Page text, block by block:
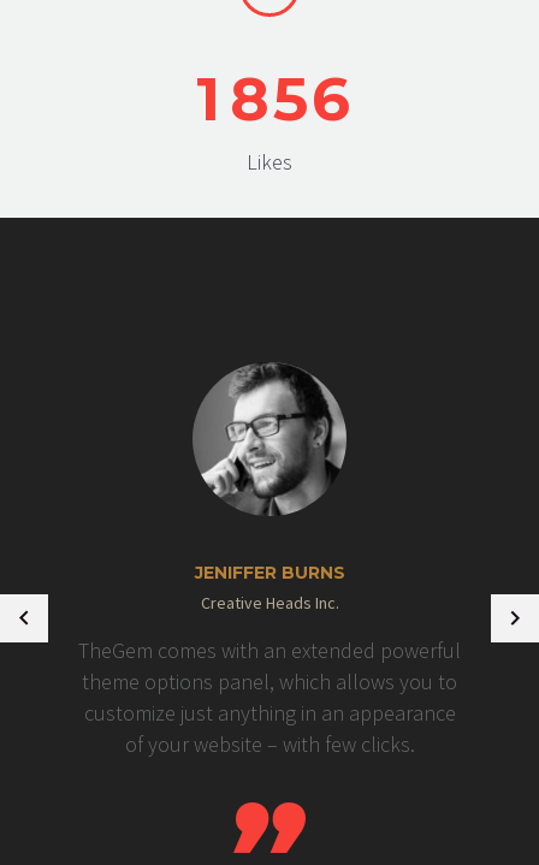
1 856
Likes
JENIFFER BURNS
Creative Heads Inc.
TheGem comes with an extended powerful
theme options panel, which allows you to
customize just anything in an appearance
of your website – with few clicks.
